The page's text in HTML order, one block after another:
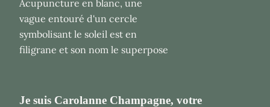
Je suis Carolanne Champagne, votre